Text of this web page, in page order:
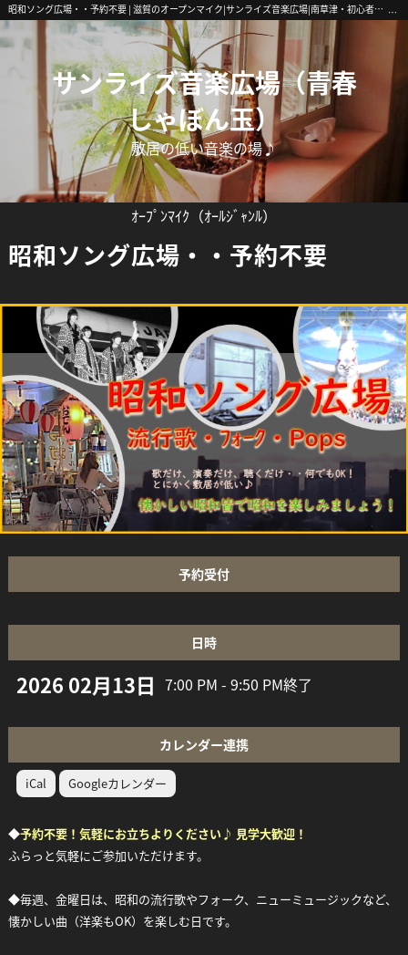
昭和ソング広場・・予約不要 | 滋賀のオープンマイク|サンライズ音楽広場|南草津・初心者歓迎
サンライズ音楽広場（青春
しゃぼん玉）
敷居の低い音楽の場♪
ｵｰﾌﾟﾝﾏｲｸ（ｵｰﾙｼﾞｬﾝﾙ）
昭和ソング広場・・予約不要
予約受付
日時
2026 02月13日 7:00 PM - 9:50 PM終了
カレンダー連携
iCal Googleカレンダー
◆予約不要！気軽にお立ちよりください♪ 見学大歓迎！
ふらっと気軽にご参加いただけます。
◆毎週、金曜日は、昭和の流行歌やフォーク、ニューミュージックなど、
懐かしい曲（洋楽もOK）を楽しむ日です。